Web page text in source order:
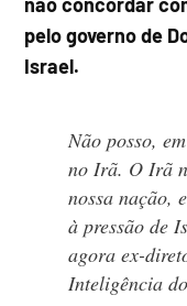
pelo governo de
Israel.
Não posso,
no Irã. O Irã
nossa nação,
à pressão de
agora ex-
Inteligência